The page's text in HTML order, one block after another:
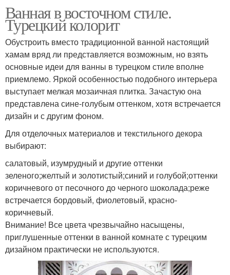
Ванная в восточном стиле.
Турецкий колорит
Обустроить вместо традиционной ванной настоящий
хамам вряд ли представляется возможным, но взять
основные идеи для ванны в турецком стиле вполне
приемлемо. Яркой особенностью подобного интерьера
выступает мелкая мозаичная плитка. Зачастую она
представлена сине-голубым оттенком, хотя встречается
дизайн и с другим фоном.
Для отделочных материалов и текстильного декора
выбирают:
салатовый, изумрудный и другие оттенки
зеленого;желтый и золотистый;синий и голубой;оттенки
коричневого от песочного до черного шоколада;реже
встречается бордовый, фиолетовый, красно-
коричневый.
Внимание! Все цвета чрезвычайно насыщены,
приглушенные оттенки в ванной комнате с турецким
дизайном практически не используются.